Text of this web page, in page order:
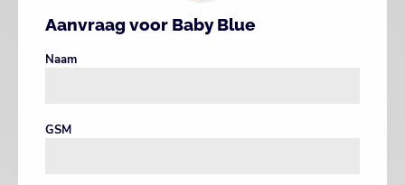
Aanvraag voor Baby Blue
Naam
GSM